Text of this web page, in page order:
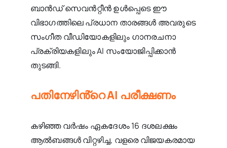
ബാൻഡ് സെവൻറ്റീൻ ഉൾപ്പെടെ ഈ
വിഭാഗത്തിലെ പ്രധാന താരങ്ങൾ അവരുടെ
സംഗീത വീഡിയോകളിലും ഗാനരചനാ
പ്രക്രിയകളിലും AI സംയോജിപ്പിക്കാൻ
തുടങ്ങി.
പതിനേഴിൻ്റെ AI പരീക്ഷണം
കഴിഞ്ഞ വർഷം ഏകദേശം 16 ദശലക്ഷം
ആൽബങ്ങൾ വിറ്റഴിച്ച, വളരെ വിജയകരമായ